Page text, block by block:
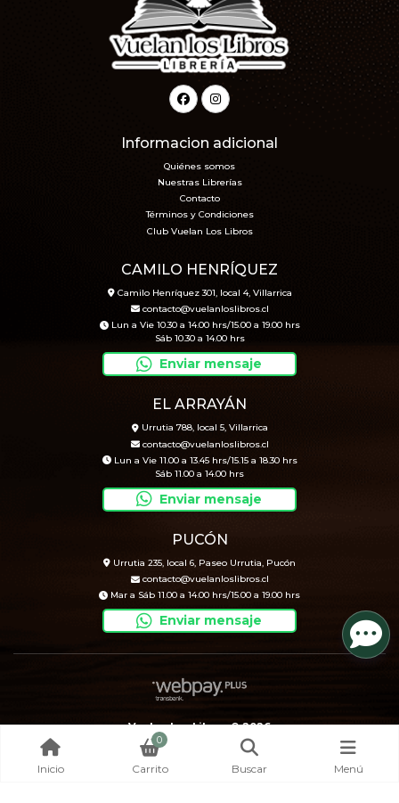
Informacion adicional
Quiénes somos
Nuestras Librerías
Contacto
Términos y Condiciones
Club Vuelan Los Libros
CAMILO HENRÍQUEZ
Camilo Henríquez 301, local 4, Villarrica
contacto@vuelanloslibros.cl
Lun a Vie 10.30 a 14.00 hrs/15.00 a 19.00 hrs
Sáb 10.30 a 14.00 hrs
Enviar mensaje
EL ARRAYÁN
Urrutia 788, local 5, Villarrica
contacto@vuelanloslibros.cl
Lun a Vie 11.00 a 13.45 hrs/15.15 a 18.30 hrs
Sáb 11.00 a 14.00 hrs
Enviar mensaje
PUCÓN
Urrutia 235, local 6, Paseo Urrutia, Pucón
contacto@vuelanloslibros.cl
Mar a Sáb 11.00 a 14.00 hrs/15.00 a 19.00 hrs
Enviar mensaje
Vuelan Los Libros © 2026
Creado por
Bsale
Inicio
0
Carrito Buscar Menú